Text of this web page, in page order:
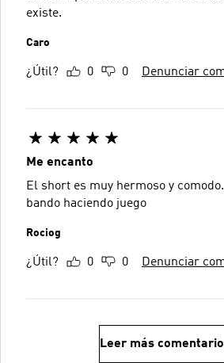
existe.
Caro
¿Útil? 0 0 Denunciar
Me encanto
El short es muy hermoso y
bando haciendo juego
Rociog
¿Útil? 0 0 Denunciar
Leer más